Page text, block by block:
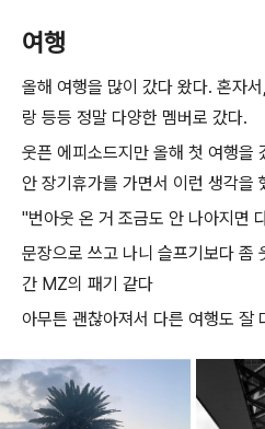
여행
올해 여행을 많이 갔다 왔다. 혼자
랑 등등 정말 다양한 멤버로 갔다.
웃픈 에피소드지만 올해 첫 여행을
안 장기휴가를 가면서 이런 생각을
"번아웃 온 거 조금도 안 나아지면
문장으로 쓰고 나니 슬프기보다 좀
간 MZ의 패기 같다
아무튼 괜찮아져서 다른 여행도 잘